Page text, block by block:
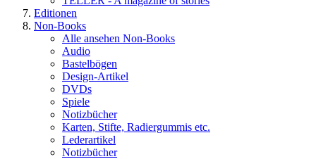
Editionen
Non-Books
Alle ansehen Non-Books
Audio
Bastelbögen
Design-Artikel
DVDs
Spiele
Notizbücher
Karten, Stifte, Radiergummis etc.
Lederartikel
Notizbücher